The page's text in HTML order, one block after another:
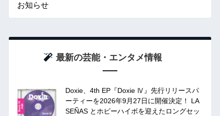
お知らせ
最新の芸能・エンタメ情報
Doxie、4th EP『Doxie Ⅳ』先行リリースパ
ーティーを2026年9月27日に開催決定！ LA
SEÑAS とホピーハイボを迎えたロングセッ